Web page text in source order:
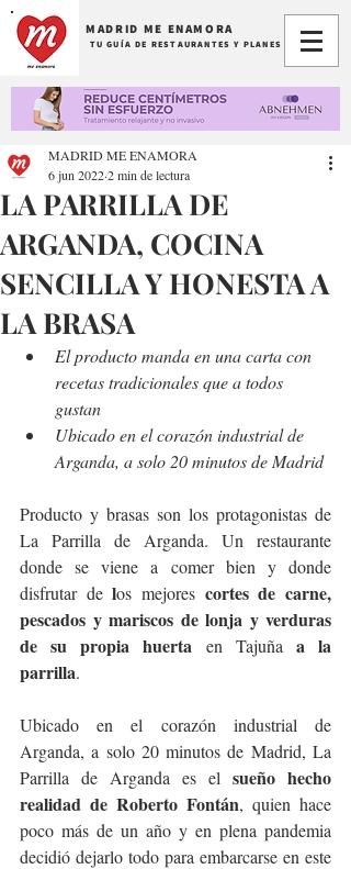
MADRID ME ENAMORA
TU GUÍA DE RESTAURANTES Y PLANES
LA PARRILLA DE
ARGANDA, COCINA
SENCILLA Y HONESTA A
LA BRASA
MADRID ME ENAMORA
6 jun 20222 min de lectura
El producto manda en una carta con
recetas tradicionales que a todos
gustan
Ubicado en el corazón industrial de
Arganda, a solo 20 minutos de Madrid
Producto y brasas son los protagonistas de
La Parrilla de Arganda. Un restaurante
donde se viene a comer bien y donde
disfrutar de los mejores cortes de carne,
pescados y mariscos de lonja y verduras
de su propia huerta en Tajuña a la
parrilla.
Ubicado en el corazón industrial de
Arganda, a solo 20 minutos de Madrid, La
Parrilla de Arganda es el sueño hecho
realidad de Roberto Fontán, quien hace
poco más de un año y en plena pandemia
decidió dejarlo todo para embarcarse en este